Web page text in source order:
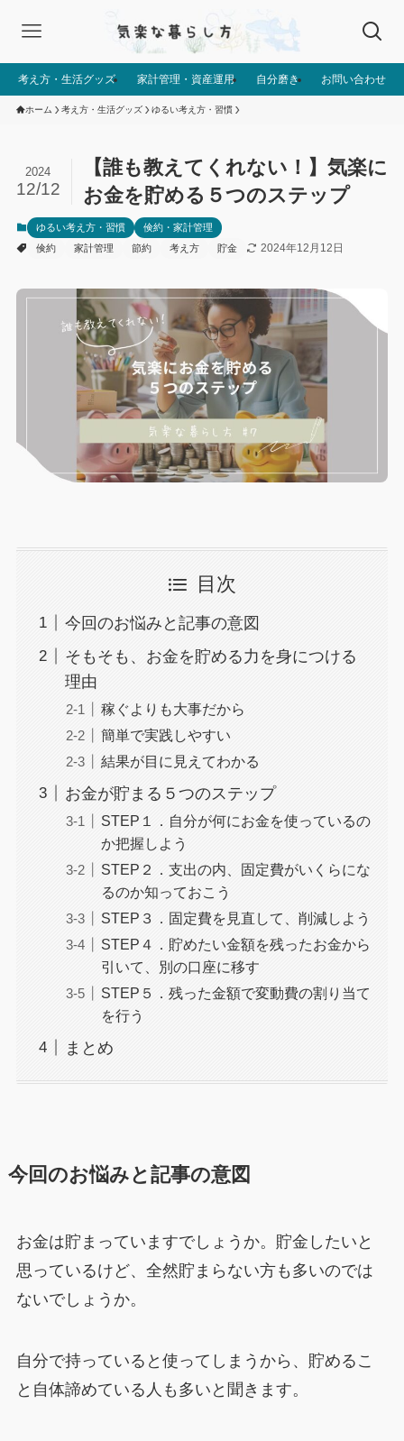
考え方・生活グッズ 家計管理・資産運用 自分磨き お問い合わせ
ホーム 考え方・生活グッズ ゆるい考え方・習慣
【誰も教えてくれない！】気楽に
お金を貯める５つのステップ
2024
12/12
ゆるい考え方・習慣
倹約・家計管理
倹約
家計管理 節約 考え方 貯金 2024年12月12日
目次
今回のお悩みと記事の意図
そもそも、お金を貯める力を身につける
理由
稼ぐよりも大事だから
簡単で実践しやすい
結果が目に見えてわかる
お金が貯まる５つのステップ
STEP１．自分が何にお金を使っているの
か把握しよう
STEP２．支出の内、固定費がいくらにな
るのか知っておこう
STEP３．固定費を見直して、削減しよう
STEP４．貯めたい金額を残ったお金から
引いて、別の口座に移す
STEP５．残った金額で変動費の割り当て
を行う
まとめ
今回のお悩みと記事の意図
お金は貯まっていますでしょうか。貯金したいと
思っているけど、全然貯まらない方も多いのでは
ないでしょうか。
自分で持っていると使ってしまうから、貯めるこ
と自体諦めている人も多いと聞きます。